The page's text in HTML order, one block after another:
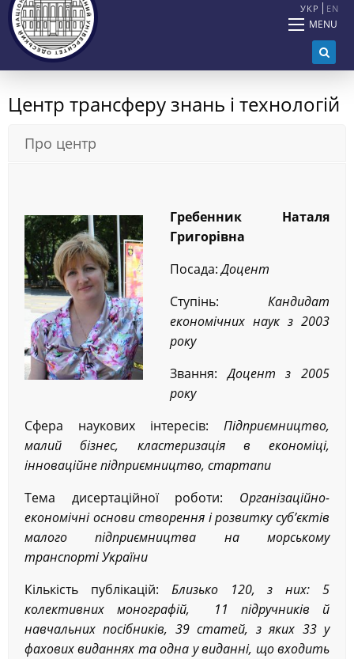
УКР EN
MENU
Центр трансферу знань і технологій
Про центр
Гребенник Наталя
Григорівна
Посада:Доцент
Ступінь: Кандидат
економічних наук з 2003
року
Звання:Доцент з 2005
року
Сфера наукових інтересів: Підприємництво,
малий бізнес, кластеризація в економіці,
інноваційне підприємництво, стартапи
Тема дисертаційної роботи: Організаційно-
економічні основи створення і розвитку суб’єктів
малого підприємництва на морському
транспорті України
Кількість публікацій: Близько 120, з них: 5
колективних монографій, 11 підручників й
навчальних посібників, 39 статей, з яких 33 у
фахових виданнях та одна у виданні, що входить